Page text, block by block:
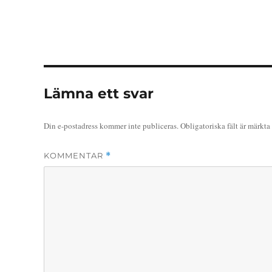
Lämna ett svar
Din e-postadress kommer inte publiceras.Obligatoriska fält är märkta
KOMMENTAR *